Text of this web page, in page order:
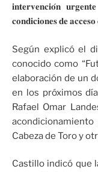
𝐢𝐧𝐭𝐞𝐫𝐯𝐞𝐧𝐜𝐢𝐨́𝐧
𝐜𝐨𝐧𝐝𝐢𝐜𝐢𝐨𝐧𝐞𝐬 𝐝𝐞
Según explicó el
conocido como
elaboración de un
en los próximos
Rafael Omar
Cabeza de Toro y
Castillo indicó que